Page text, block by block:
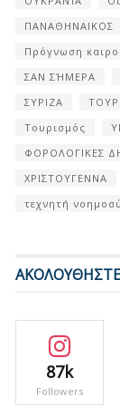
ΠΑΝΑΘΗΝΑΙΚΟΣ
Πρόγνωση
ΣΑΝ ΣΉΜΕΡΑ
ΣΥΡΙΖΑ
Τουρισμός
ΦΟΡΟΛΟΓΙΚΕΣ
ΧΡΙΣΤΟΥΓΕΝΝΑ
τεχνητή
87k
Followers